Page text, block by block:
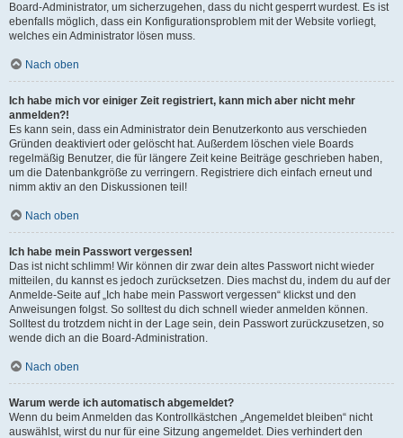
Board-Administrator, um sicherzugehen, dass du nicht gesperrt wurdest. Es ist
ebenfalls möglich, dass ein Konfigurationsproblem mit der Website vorliegt,
welches ein Administrator lösen muss.
Nach oben
Ich habe mich vor einiger Zeit registriert, kann mich aber nicht mehr
anmelden?!
Es kann sein, dass ein Administrator dein Benutzerkonto aus verschieden
Gründen deaktiviert oder gelöscht hat. Außerdem löschen viele Boards
regelmäßig Benutzer, die für längere Zeit keine Beiträge geschrieben haben,
um die Datenbankgröße zu verringern. Registriere dich einfach erneut und
nimm aktiv an den Diskussionen teil!
Nach oben
Ich habe mein Passwort vergessen!
Das ist nicht schlimm! Wir können dir zwar dein altes Passwort nicht wieder
mitteilen, du kannst es jedoch zurücksetzen. Dies machst du, indem du auf der
Anmelde-Seite auf „Ich habe mein Passwort vergessen“ klickst und den
Anweisungen folgst. So solltest du dich schnell wieder anmelden können.
Solltest du trotzdem nicht in der Lage sein, dein Passwort zurückzusetzen, so
wende dich an die Board-Administration.
Nach oben
Warum werde ich automatisch abgemeldet?
Wenn du beim Anmelden das Kontrollkästchen „Angemeldet bleiben“ nicht
auswählst, wirst du nur für eine Sitzung angemeldet. Dies verhindert den